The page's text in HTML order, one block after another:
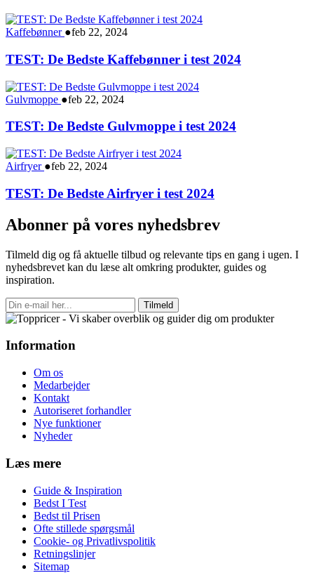
Kaffebønner ●feb 22, 2024
TEST: De Bedste Kaffebønner i test 2024
Gulvmoppe ●feb 22, 2024
TEST: De Bedste Gulvmoppe i test 2024
Airfryer ●feb 22, 2024
TEST: De Bedste Airfryer i test 2024
Abonner på vores nyhedsbrev
Tilmeld dig og få aktuelle tilbud og relevante tips en gang i ugen. I
nyhedsbrevet kan du læse alt omkring produkter, guides og
inspiration.
Tilmeld
Information
Om os
Medarbejder
Kontakt
Autoriseret forhandler
Nye funktioner
Nyheder
Læs mere
Guide & Inspiration
Bedst I Test
Bedst til Prisen
Ofte stillede spørgsmål
Cookie- og Privatlivspolitik
Retningslinjer
Sitemap